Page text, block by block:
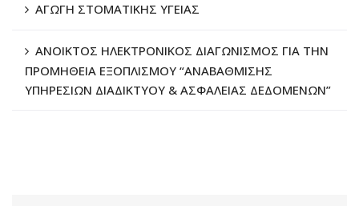
ΑΓΩΓΗ ΣΤΟΜΑΤΙΚΗΣ ΥΓΕΙΑΣ
ΑΝΟΙΚΤΟΣ ΗΛΕΚΤΡΟΝΙΚΟΣ ΔΙΑΓΩΝΙΣΜΟΣ ΓΙΑ ΤΗΝ
ΠΡΟΜΗΘΕΙΑ ΕΞΟΠΛΙΣΜΟΥ “ΑΝΑΒΑΘΜΙΣΗΣ
ΥΠΗΡΕΣΙΩΝ ΔΙΑΔΙΚΤΥΟΥ & ΑΣΦΑΛΕΙΑΣ ΔΕΔΟΜΕΝΩΝ”